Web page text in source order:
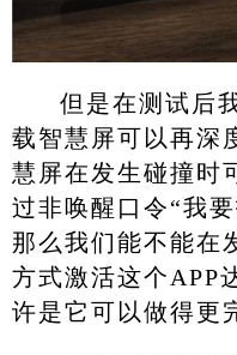
但是在测试后
载智慧屏可以再深
慧屏在发生碰撞时
过非唤醒口令“我
那么我们能不能在
方式激活这个APP
许是它可以做得更